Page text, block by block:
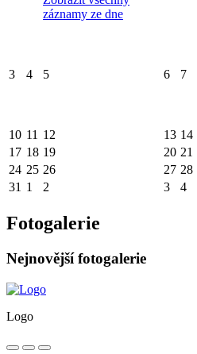
záznamy ze dne
3 4 5 6 7
10 11 12 13 14
17 18 19 20 21
24 25 26 27 28
31 1 2 3 4
Fotogalerie
Nejnovější fotogalerie
Logo